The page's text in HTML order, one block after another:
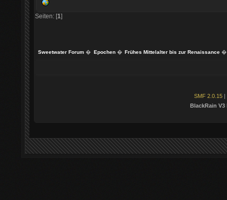
Seiten: [1]
Sweetwater Forum � Epochen� Frühes Mittelalter bis zur Renaissance�
SMF 2.0.15 |
BlackRain V3